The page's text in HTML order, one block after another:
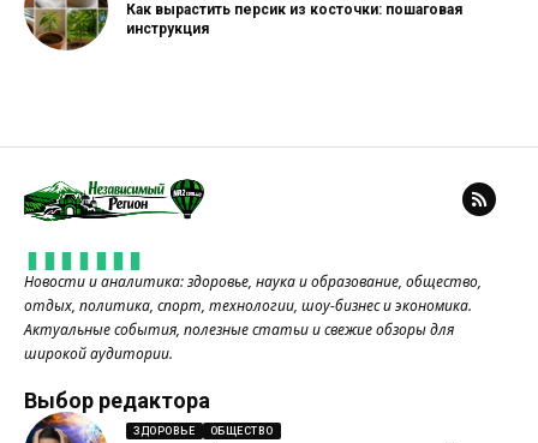
Как вырастить персик из косточки: пошаговая
инструкция
Новости и аналитика: здоровье, наука и образование, общество,
отдых, политика, спорт, технологии, шоу-бизнес и экономика.
Актуальные события, полезные статьи и свежие обзоры для
широкой аудитории.
Выбор редактора
ЗДОРОВЬЕ ОБЩЕСТВО